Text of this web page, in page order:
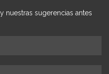
nuestras sugerencias antes